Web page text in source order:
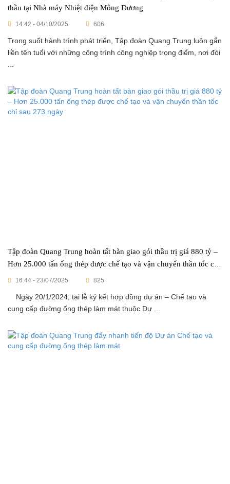
thầu tại Nhà máy Nhiệt điện Mông Dương
14:42 - 04/10/2025 606
Trong suốt hành trình phát triển, Tập đoàn Quang Trung luôn gắn
liền tên tuổi với những công trình công nghiệp trọng điểm, nơi đòi
Tập đoàn Quang Trung hoàn tất bàn giao gói thầu trị giá 880 tỷ –
Hơn 25.000 tấn ống thép được chế tạo và vận chuyển thần tốc chỉ
sau 273 ngày
16:44 - 23/07/2025 825
Ngày 20/1/2024, tại lễ ký kết hợp đồng dự án – Chế tạo và
cung cấp đường ống thép làm mát thuộc Dự ...